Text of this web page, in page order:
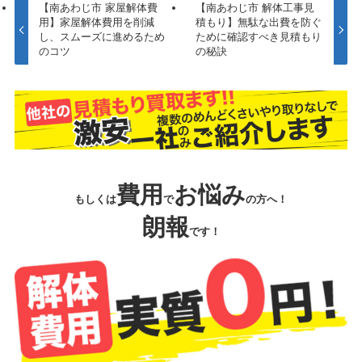
【南あわじ市 家屋解体費
用】家屋解体費用を削減
し、スムーズに進めるため
のコツ
【南あわじ市 解体工事見
積もり】無駄な出費を防ぐ
ために確認すべき見積もり
の秘訣
もしくは費用 でお悩みの方へ！
朗報です！